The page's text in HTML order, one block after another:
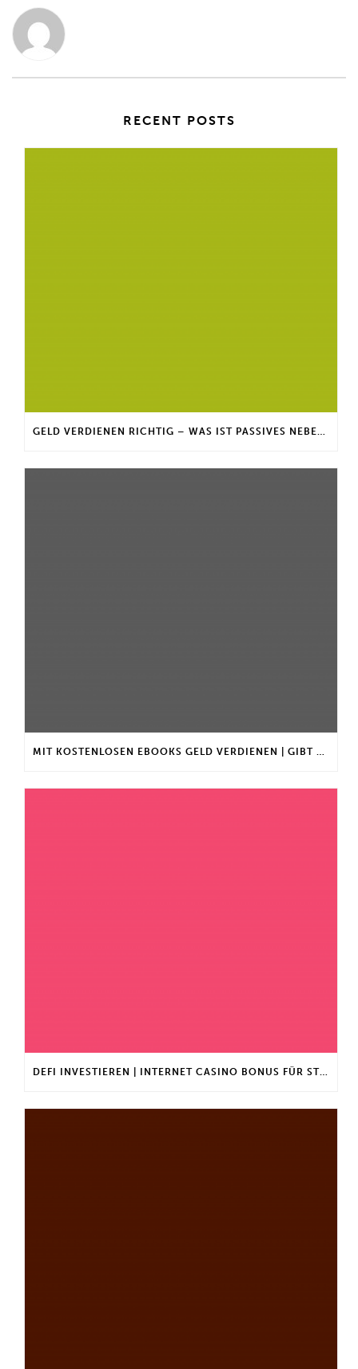
RECENT POSTS
GELD VERDIENEN RICHTIG – WAS IST PASSIVES NEBENEINKOMMEN?
MIT KOSTENLOSEN EBOOKS GELD VERDIENEN | GIBT ES EINEN MAXIMALEN ANLAGEBETRAG?